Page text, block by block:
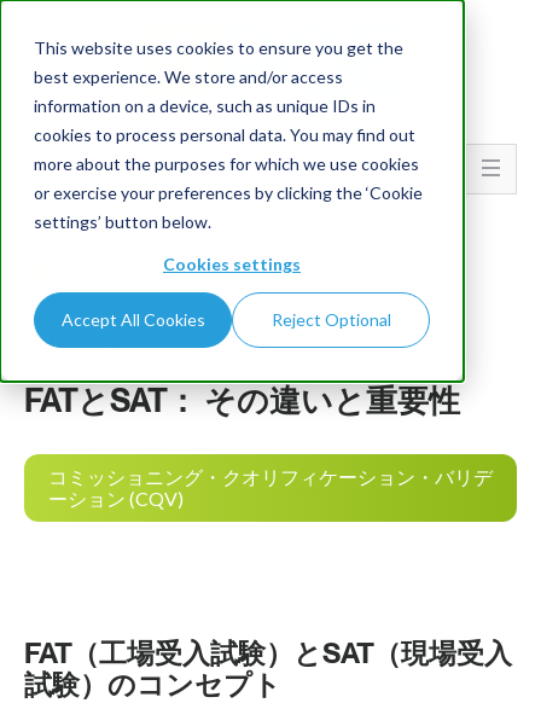
This website uses cookies to ensure you get the
best experience. We store and/or access
information on a device, such as unique IDs in
cookies to process personal data. You may find out
more about the purposes for which we use cookies
or exercise your preferences by clicking the ‘Cookie
settings’ button below.
Cookies settings
Accept All Cookies Reject Optional
Go To...
PQE Group
FATとSAT： その違いと重要性
コミッショニング・クオリフィケーション・バリデ
ーション (CQV)
FAT（工場受入試験）とSAT（現場受入
試験）のコンセプト